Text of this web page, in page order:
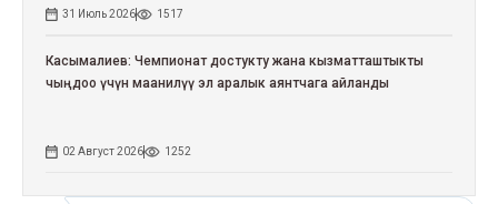
31 Июль 2026 1517
Касымалиев: Чемпионат достукту жана кызматташтыкты
чыңдоо үчүн маанилүү эл аралык аянтчага айланды
02 Август 2026 1252